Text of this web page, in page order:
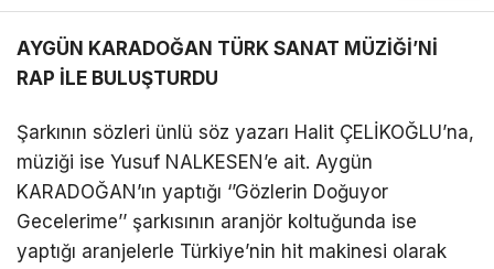
AYGÜN KARADOĞAN TÜRK SANAT MÜZİĞİ’Nİ
RAP İLE BULUŞTURDU
Şarkının sözleri ünlü söz yazarı Halit ÇELİKOĞLU’na,
müziği ise Yusuf NALKESEN’e ait. Aygün
KARADOĞAN’ın yaptığı ‘’Gözlerin Doğuyor
Gecelerime’’ şarkısının aranjör koltuğunda ise
yaptığı aranjelerle Türkiye’nin hit makinesi olarak